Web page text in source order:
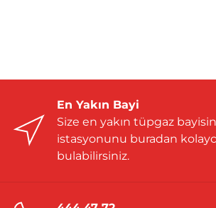
En Yakın Bayi
Size en yakın tüpgaz
istasyonunu buradan
bulabilirsiniz.